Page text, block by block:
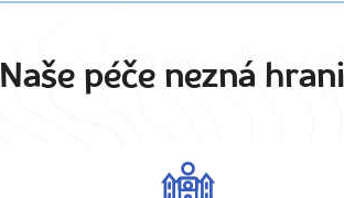
Naše péče nezná